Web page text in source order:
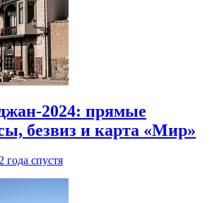
2024: прямые
безвиз и карта «Мир»
2 года спустя